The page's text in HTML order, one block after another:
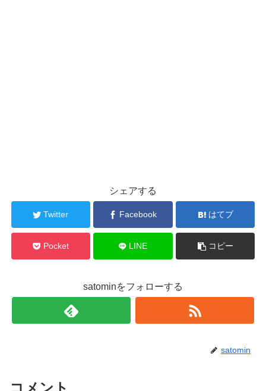
シェアする
Twitter Facebook はてブ
Pocket LINE コピー
satominをフォローする
satomin
コメント